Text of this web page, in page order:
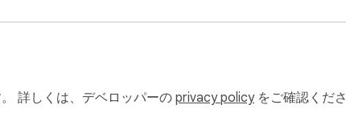
詳しくは、デベロッパーの privacy policyをご確認くださ